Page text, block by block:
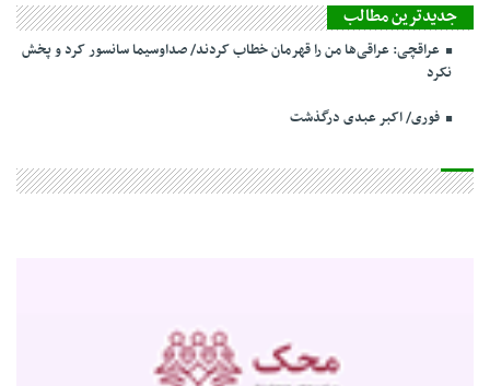
جدیدترین مطالب
عراقچی: عراقی‌ها من را قهرمان خطاب کردند/ صداوسیما سانسور کرد و پخش
نکرد
فوری/ اکبر عبدی درگذشت